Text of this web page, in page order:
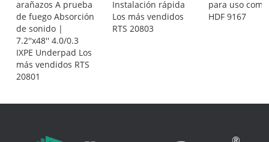
arañazos A prueba
de fuego Absorción
de sonido |
7.2''x48'' 4.0/0.3
IXPE Underpad Los
más vendidos RTS
20801
Instalación rápida
Los más vendidos
RTS 20803
para uso
HDF 9167